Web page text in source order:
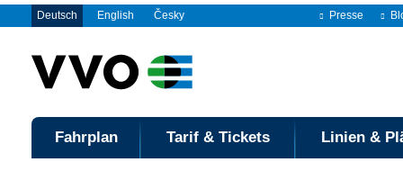
Deutsch English Česky Presse
Fahrplan Tarif & Tickets Linien &